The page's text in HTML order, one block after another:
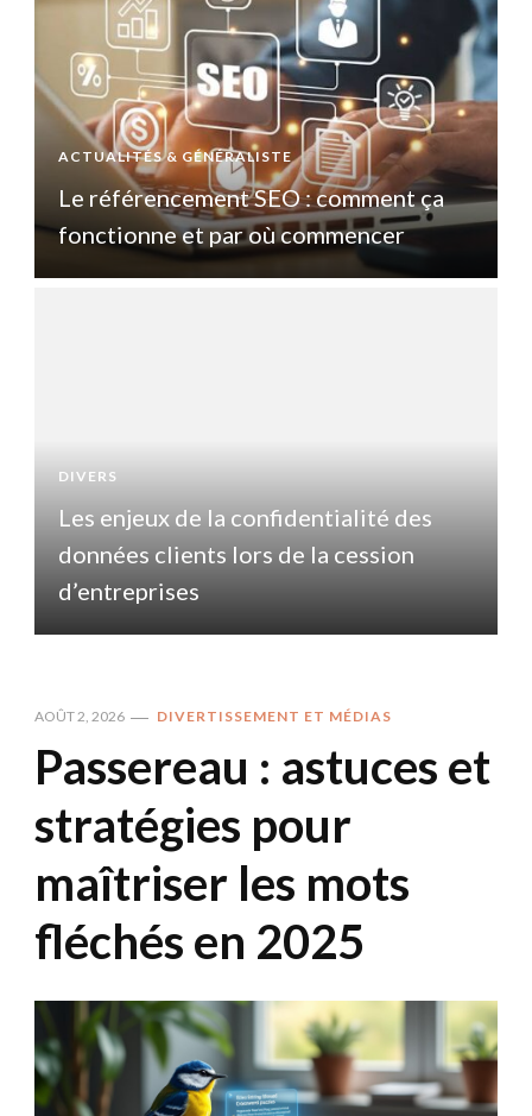
ACTUALITÉS & GÉNÉRALISTE
Le référencement SEO : comment ça
fonctionne et par où commencer
DIVERS
Les enjeux de la confidentialité des
données clients lors de la cession
d’entreprises
AOÛT 2, 2026 DIVERTISSEMENT ET MÉDIAS
Passereau : astuces et
stratégies pour
maîtriser les mots
fléchés en 2025